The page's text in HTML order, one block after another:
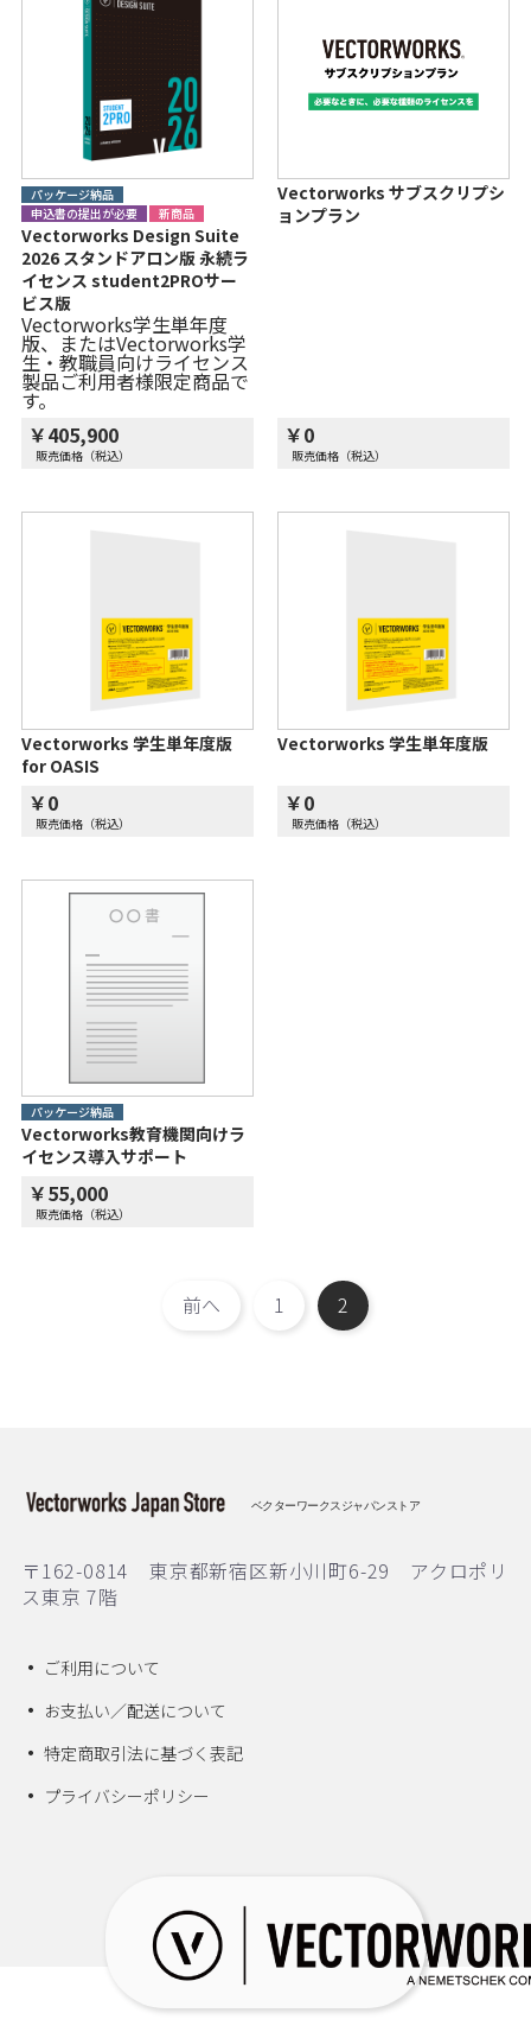
パッケージ納品
申込書の提出が必要
新商品
Vectorworks Design Suite
2026 スタンドアロン版 永続ラ
イセンス student2PROサー
ビス版
Vectorworks学生単年度
版、またはVectorworks学
生・教職員向けライセンス
製品ご利用者様限定商品で
す。
￥405,900
販売価格（税込）
Vectorworks サブスクリプシ
ョンプラン
￥0
販売価格（税込）
Vectorworks 学生単年度版
for OASIS
￥0
販売価格（税込）
Vectorworks 学生単年度版
￥0
販売価格（税込）
パッケージ納品
Vectorworks教育機関向けラ
イセンス導入サポート
￥55,000
販売価格（税込）
前へ 1 2
ベクターワークスジャパンストア
〒162-0814 東京都新宿区新小川町6-29 アクロポリ
ス東京 7階
ご利用について
お支払い／配送について
特定商取引法に基づく表記
プライバシーポリシー